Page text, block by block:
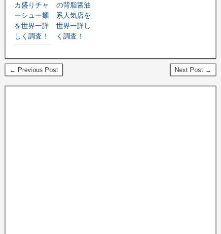
カ盛りチャ
ーシュー麺
を世界一詳
しく調査！
の背脂醤油
系人気店を
世界一詳し
く調査！
← Previous Post Next Post →